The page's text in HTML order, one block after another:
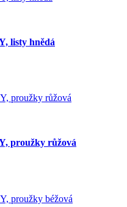
listy hnědá
proužky růžová